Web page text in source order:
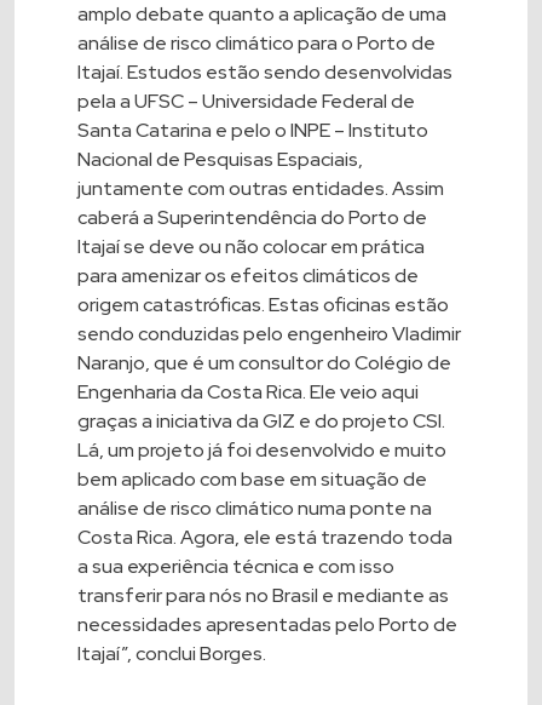
amplo debate quanto a aplicação de uma
análise de risco climático para o Porto de
Itajaí. Estudos estão sendo desenvolvidas
pela a UFSC – Universidade Federal de
Santa Catarina e pelo o INPE – Instituto
Nacional de Pesquisas Espaciais,
juntamente com outras entidades. Assim
caberá a Superintendência do Porto de
Itajaí se deve ou não colocar em prática
para amenizar os efeitos climáticos de
origem catastróficas. Estas oficinas estão
sendo conduzidas pelo engenheiro Vladimir
Naranjo, que é um consultor do Colégio de
Engenharia da Costa Rica. Ele veio aqui
graças a iniciativa da GIZ e do projeto CSI.
Lá, um projeto já foi desenvolvido e muito
bem aplicado com base em situação de
análise de risco climático numa ponte na
Costa Rica. Agora, ele está trazendo toda
a sua experiência técnica e com isso
transferir para nós no Brasil e mediante as
necessidades apresentadas pelo Porto de
Itajaí”, conclui Borges.